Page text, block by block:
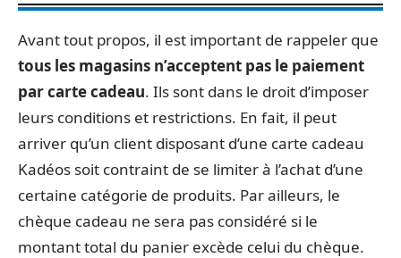
Avant tout propos, il est important de rappeler que
tous les magasins n’acceptent pas le paiement
par carte cadeau. Ils sont dans le droit d’imposer
leurs conditions et restrictions. En fait, il peut
arriver qu’un client disposant d’une carte cadeau
Kadéos soit contraint de se limiter à l’achat d’une
certaine catégorie de produits. Par ailleurs, le
chèque cadeau ne sera pas considéré si le
montant total du panier excède celui du chèque.